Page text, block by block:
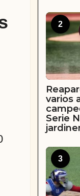
2
varios
Serie
3